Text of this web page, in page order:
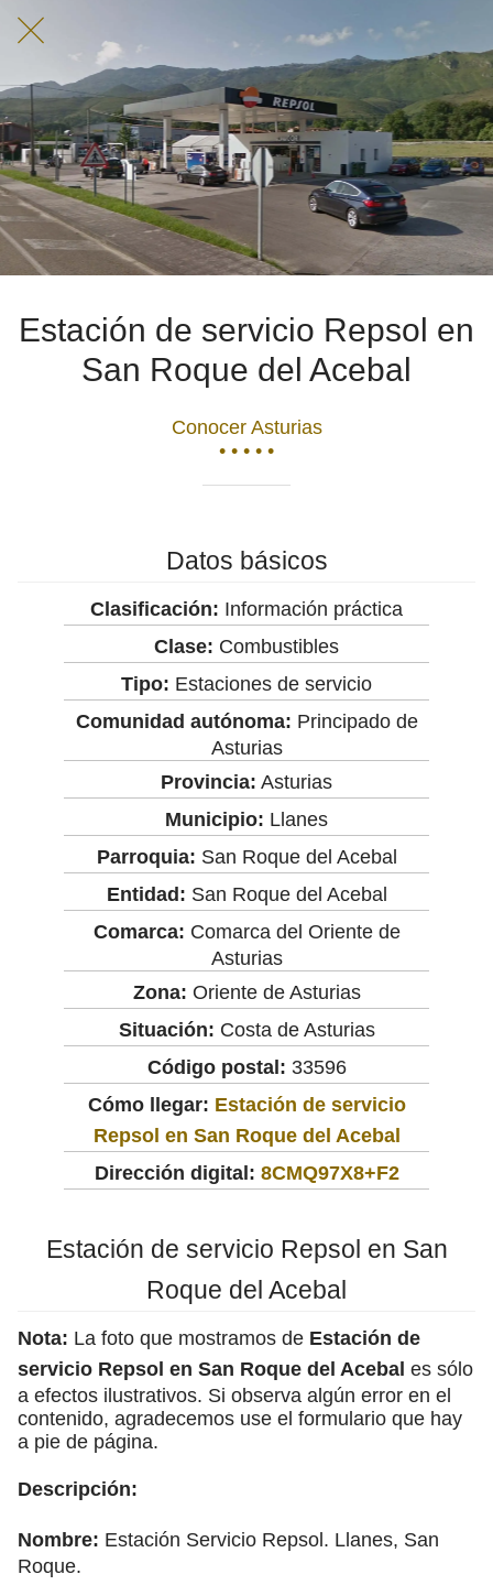
Estación de servicio Repsol en
San Roque del Acebal
Conocer Asturias
• • • • •
Datos básicos
Clasificación: Información práctica
Clase: Combustibles
Tipo: Estaciones de servicio
Comunidad autónoma: Principado de
Asturias
Provincia: Asturias
Municipio: Llanes
Parroquia: San Roque del Acebal
Entidad: San Roque del Acebal
Comarca: Comarca del Oriente de
Asturias
Zona: Oriente de Asturias
Situación: Costa de Asturias
Código postal: 33596
Cómo llegar: Estación de servicio
Repsol en San Roque del Acebal
Dirección digital: 8CMQ97X8+F2
Estación de servicio Repsol en San
Roque del Acebal
Nota: La foto que mostramos de Estación de
servicio Repsol en San Roque del Acebal es sólo
a efectos ilustrativos. Si observa algún error en el
contenido, agradecemos use el formulario que hay
a pie de página.
Descripción:
Nombre: Estación Servicio Repsol. Llanes, San
Roque.